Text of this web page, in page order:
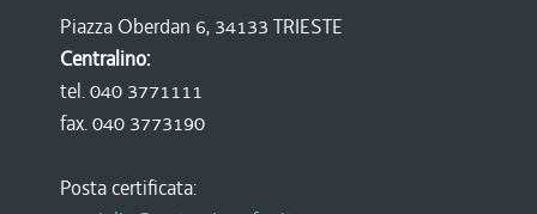
Piazza Oberdan 6, 34133 TRIESTE
Centralino:
tel. 040 3771111
fax. 040 3773190
Posta certificata: